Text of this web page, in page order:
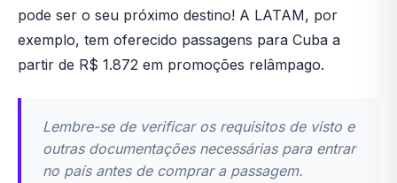
pode ser o seu próximo destino! A LATAM, por
exemplo, tem oferecido passagens para Cuba a
partir de R$ 1.872 em promoções relâmpago.
Lembre-se de verificar os requisitos de visto e
outras documentações necessárias para entrar
no país antes de comprar a passagem.